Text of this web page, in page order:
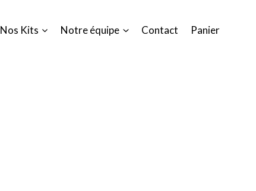
Nos Kits Notre équipe Contact Panier